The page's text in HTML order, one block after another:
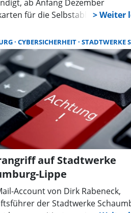
ab Anfang Dezember
für die Selbstablesung der
Neben den Haushalten in
Obernkirchen, Stadthagen
Eilsen sind auch
Teil der Aktion. Die
ist zwischen dem 1. und
möglich.
CYBERSICHERHEIT STADTWERKE SCHAUMBURG
auf Stadtwerke
Lippe
Account von Dirk Rabeneck,
der Stadtwerke